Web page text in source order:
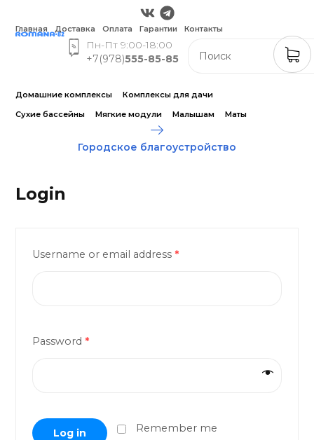
Главная Доставка Оплата Гарантии Контакты
Пн-Пт 9:00-18:00
+7(978)555-85-85
Домашние комплексы
Комплексы для дачи
Сухие бассейны
Мягкие модули Малышам Маты
Городское благоустройство
Login
Username or email address *
Password *
Remember me
Log in